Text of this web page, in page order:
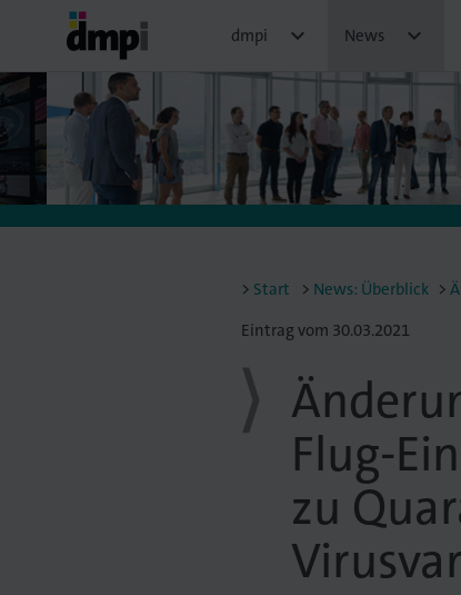
dmpi  News 
Start News: Überblick
Eintrag vom 30.03.2021
Flug-
zu